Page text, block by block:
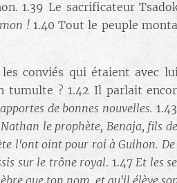
1.39 Le sacrificateur
! 1.40 Tout le peuple
conviés qui étaient avec
? 1.42 Il parlait
de bonnes nouvelles. 1.43
le prophète, Benaja, fils
l'ont oint pour roi à Guihon.
sur le trône royal. 1.47Et les
que ton nom, et qu'il élève